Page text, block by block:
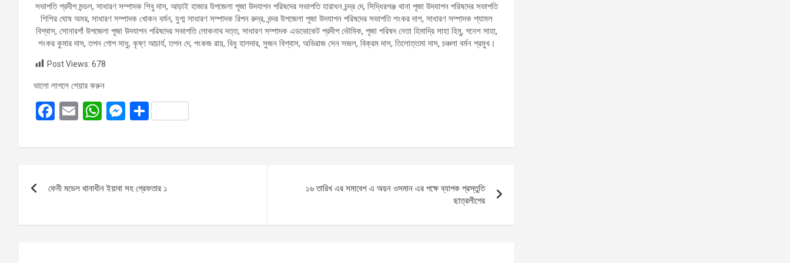
সভাপতি প্রদীপ মন্ডল, সাধারণ সম্পাদক শিবু দাস, আড়াই হাজার উপজেলা পূজা উদযাপন পরিষদের সভাপতি হারাধন চন্দ্র দে, সিদ্ধিরগঞ্জ থানা পূজা উদযাপন পরিষদের সভাপতি
শিশির ঘোষ অমর, সাধারণ সম্পাদক খোকন বর্মন, যুগ্ম সাধারণ সম্পাদক রিপন রুদ্র, বন্দর উপজেলা পূজা উদযাপন পরিষদের সভাপতি শংকর দাশ, সাধারণ সম্পাদক শ্যামল
বিশ্বাস, সোনারগাঁ উপজেলা পূজা উদযাপন পরিষদের সভাপতি লোকনাথ দত্ত, সাধারণ সম্পাদক এডভোকেট প্রদীপ ভৌমিক, পূজা পরিষদ নেতা হিমাদ্রি সাহা হিমু, গনেশ সাহা,
শংকর কুমার দাস, তপন গোপ সাধু, কৃষ্ণ আচার্য, তপন দে, পংকজ রায়, বিধু হালদার, সুজন বিশ্বাস, অভিরাজ সেন সজল, বিক্রম দাস, তিলোত্তমা দাস, চঞ্চলা বর্মন প্রমুখ।
Post Views: 678
ভালো লাগলে শেয়ার করুন
F
ce
o
k
E
ail
W
at
A
p
M
se
g
S
ar
navigation
ফেনী মডেল থানাধীন ইয়াবা সহ গ্রেফতার ১
১৬ তারিখ এর সমাবেশ এ অয়ন ওসমান এর পক্ষে ব্যাপক প্রস্তুতি
ছাত্রলীগের